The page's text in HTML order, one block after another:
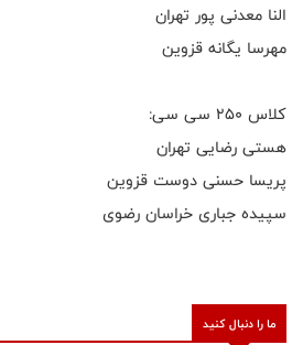
النا معدنی پور تهران
مهرسا یگانه قزوین
کلاس ۲۵۰ سی سی:
هستی رضایی تهران
پریسا حسنی دوست قزوین
سپیده جباری خراسان رضوی
ما را دنبال کنید